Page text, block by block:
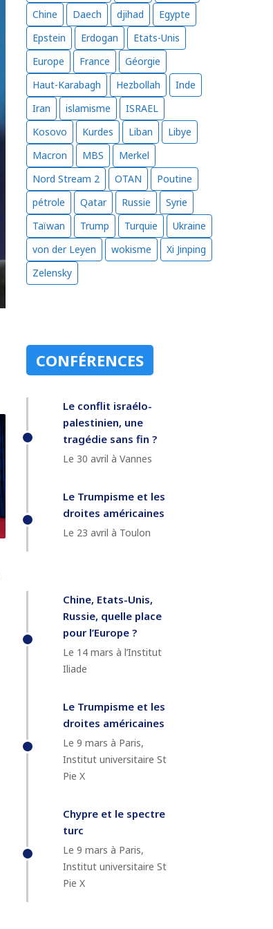
Chine
Daech djihad
Egypte
Epstein
Erdogan
Etats-Unis
Europe
France
Géorgie
Haut-Karabagh
Hezbollah
Inde
Iran
islamisme
ISRAEL
Kosovo
Kurdes Liban
Libye
Macron
MBS
Merkel
Nord Stream 2
OTAN
Poutine
pétrole
Qatar Russie
Syrie
Taïwan
Trump Turquie
Ukraine
von der Leyen
wokisme
Xi Jinping
Zelensky
CONFÉRENCES
Le conflit israélo-
palestinien, une
tragédie sans fin ?
Le 30 avril à Vannes
Le Trumpisme et les
droites américaines
Le 23 avril à Toulon
Chine, Etats-Unis,
Russie, quelle place
pour l’Europe ?
Le 14 mars à l’Institut
Iliade
Le Trumpisme et les
droites américaines
Le 9 mars à Paris,
Institut universitaire St
Pie X
Chypre et le spectre
turc
Le 9 mars à Paris,
Institut universitaire St
Pie X